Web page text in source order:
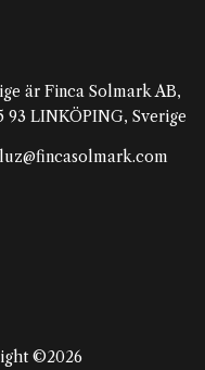
är Finca Solmark AB,
93 LINKÖPING, Sverige
©2026